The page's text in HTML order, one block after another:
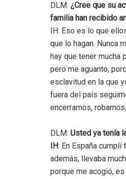
DLM: ¿Cree que su
familia han recibido
IH: Eso es lo que
que lo hagan. Nunca
hay que tener mucha
pero me aguanto,
esclavitud en la que
fuera del país
encerrarnos,
DLM: Usted ya tenía
IH: En España
además, llevaba
porque me acogió,